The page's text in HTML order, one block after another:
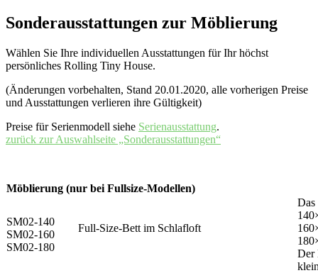
Sonderausstattungen zur Möblierung
Wählen Sie Ihre individuellen Ausstattungen für Ihr höchst
persönliches Rolling Tiny House.
(Änderungen vorbehalten, Stand 20.01.2020, alle vorherigen Preise
und Ausstattungen verlieren ihre Gültigkeit)
Preise für Serienmodell siehe Serienausstattung.
zurück zur Auswahlseite „Sonderausstattungen“
Möblierung (nur bei Fullsize-Modellen)
SM02-140
SM02-160
SM02-180
Full-Size-Bett im Schlafloft
Der